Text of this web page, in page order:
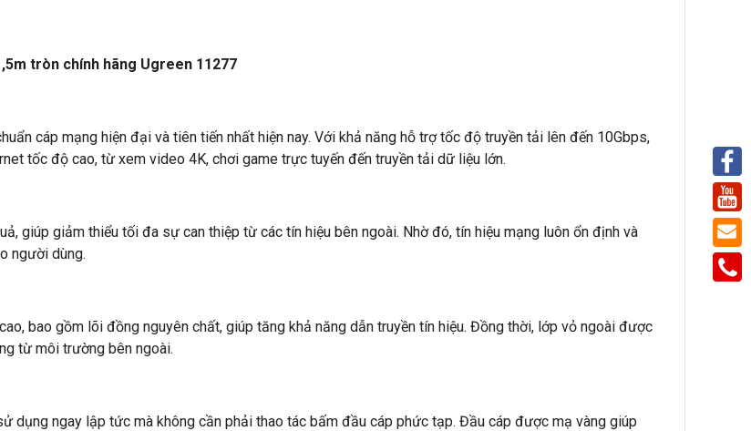
tròn chính hãng Ugreen 11277
cáp mạng hiện đại và tiên tiến nhất hiện nay. Với khả năng hỗ trợ tốc độ truyền tải lên đến 10Gbps,
tốc độ cao, từ xem video 4K, chơi game trực tuyến đến truyền tải dữ liệu lớn.
giúp giảm thiểu tối đa sự can thiệp từ các tín hiệu bên ngoài. Nhờ đó, tín hiệu mạng luôn ổn định và
người dùng.
bao gồm lõi đồng nguyên chất, giúp tăng khả năng dẫn truyền tín hiệu. Đồng thời, lớp vỏ ngoài được
từ môi trường bên ngoài.
dụng ngay lập tức mà không cần phải thao tác bấm đầu cáp phức tạp. Đầu cáp được mạ vàng giúp